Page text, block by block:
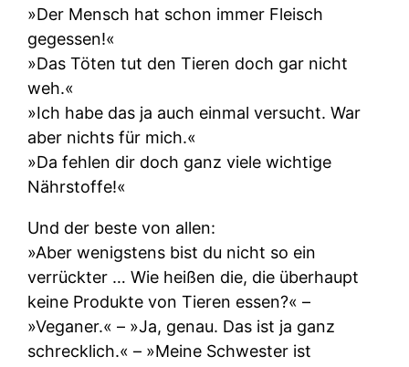
»Der Mensch hat schon immer Fleisch
gegessen!«
»Das Töten tut den Tieren doch gar nicht
weh.«
»Ich habe das ja auch einmal versucht. War
aber nichts für mich.«
»Da fehlen dir doch ganz viele wichtige
Nährstoffe!«
Und der beste von allen:
»Aber wenigstens bist du nicht so ein
verrückter … Wie heißen die, die überhaupt
keine Produkte von Tieren essen?« –
»Veganer.« – »Ja, genau. Das ist ja ganz
schrecklich.« – »Meine Schwester ist